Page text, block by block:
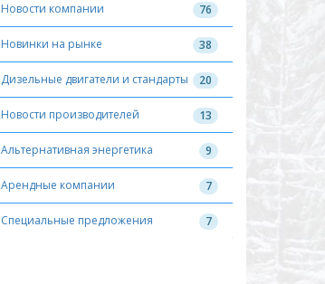
Новости компании 76
Новинки на рынке 38
Дизельные двигатели и стандарты 20
Новости производителей 13
Альтернативная энергетика 9
Арендные компании 7
Специальные предложения 7